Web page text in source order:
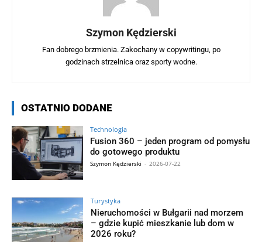
Szymon Kędzierski
Fan dobrego brzmienia. Zakochany w copywritingu, po
godzinach strzelnica oraz sporty wodne.
OSTATNIO DODANE
Technologia
Fusion 360 – jeden program od pomysłu
do gotowego produktu
Szymon Kędzierski - 2026-07-22
Turystyka
Nieruchomości w Bułgarii nad morzem
– gdzie kupić mieszkanie lub dom w
2026 roku?